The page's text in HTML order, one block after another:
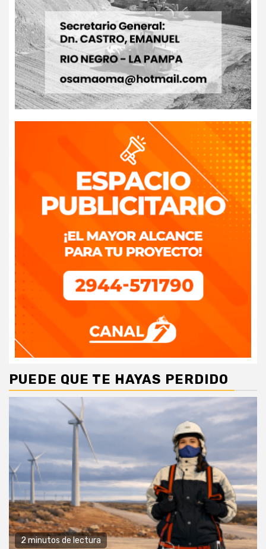
PUEDE QUE TE HAYAS PERDIDO
2 minutos de lectura